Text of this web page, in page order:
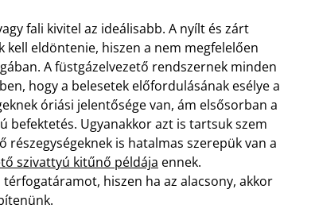
fali kivitel az ideálisabb. A nyílt és zárt
eldöntenie, hiszen a nem megfelelően
A füstgázelvezető rendszernek minden
hogy a belesetek előfordulásának esélye a
óriási jelentősége van, ám elsősorban a
befektetés. Ugyanakkor azt is tartsuk szem
is hatalmas szerepük van a
szivattyú kitűnő példája ennek.
hiszen ha az alacsony, akkor